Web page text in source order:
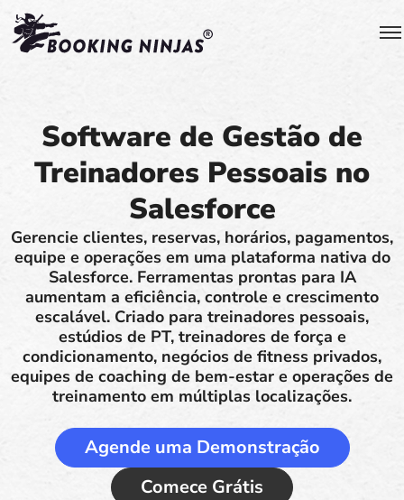
Software de Gestão de
Treinadores Pessoais no
Salesforce
Gerencie clientes, reservas, horários, pagamentos,
equipe e operações em uma plataforma nativa do
Salesforce. Ferramentas prontas para IA
aumentam a eficiência, controle e crescimento
escalável. Criado para treinadores pessoais,
estúdios de PT, treinadores de força e
condicionamento, negócios de fitness privados,
equipes de coaching de bem-estar e operações de
treinamento em múltiplas localizações.
Agende uma Demonstração
Comece Grátis